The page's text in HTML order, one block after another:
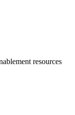
resources